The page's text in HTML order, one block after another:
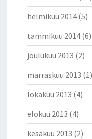
helmikuu 2014 (5)
tammikuu 2014 (6)
joulukuu 2013 (2)
marraskuu 2013 (1)
lokakuu 2013 (4)
elokuu 2013 (4)
kesäkuu 2013 (2)